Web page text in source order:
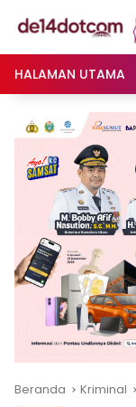
HALAMAN UTAMA
Beranda Kriminal